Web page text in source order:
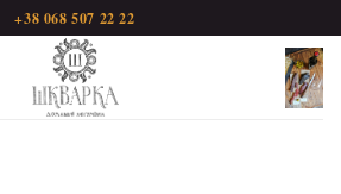
+38 068 507 22 22